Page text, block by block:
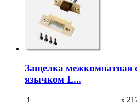
Защелка межкомнатная
язычком L...
x